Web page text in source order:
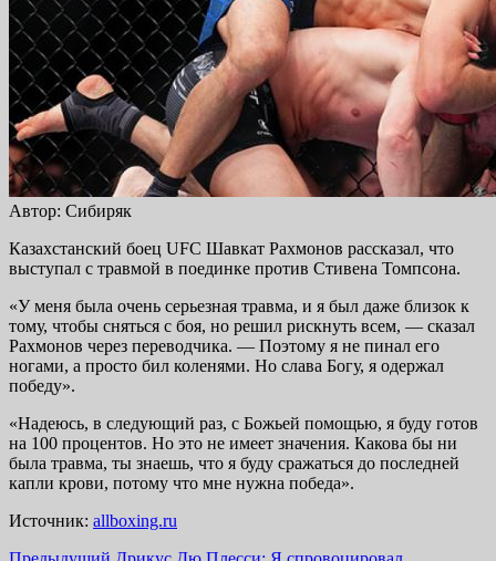
Автор: Сибиряк
Казахстанский боец UFC Шавкат Рахмонов рассказал, что
выступал с травмой в поединке против Стивена Томпсона.
«У меня была очень серьезная травма, и я был даже близок к
тому, чтобы сняться с боя, но решил рискнуть всем, — сказал
Рахмонов через переводчика. — Поэтому я не пинал его
ногами, а просто бил коленями. Но слава Богу, я одержал
победу».
«Надеюсь, в следующий раз, с Божьей помощью, я буду готов
на 100 процентов. Но это не имеет значения. Какова бы ни
была травма, ты знаешь, что я буду сражаться до последней
капли крови, потому что мне нужна победа».
Источник: allboxing.ru